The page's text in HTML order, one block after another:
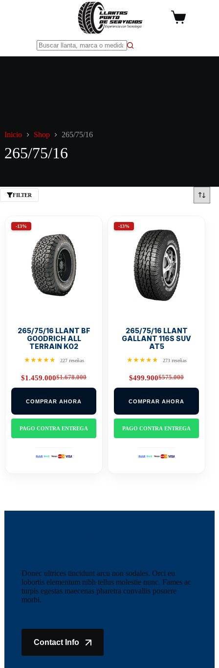
Carro
Inicio Shop 265/75/16
265/75/16
FILTER
-13%
265/75/16 LLANT BF
GOODRICH ALL
TERRAIN KO2
★★★★★ 227 reseñas
$1.678.000
Original
price
$1.678.000.
$1.459.000Current
price
$1.459.000.
COMPRAR AHORA
PAGO CONTRA ENTREGA
-13%
265/75/16 LLANT
GALLANT 116S SUV
AT5
★★★★★ 273 reseñas
$575.000
Original
price
$575.000.
$499.900Current
price
$499.900.
COMPRAR AHORA
PAGO CONTRA ENTREGA
Donec ultrices tincidunt arcu non sodales. Orci eu
lobortis elementum nibh tellus molestie nunc. Fames ac
turpis egestas maecenas pharetra convallis posuere
morbi.
Contact Info